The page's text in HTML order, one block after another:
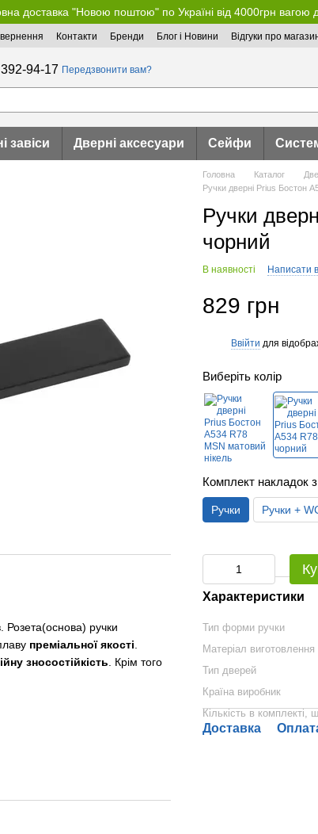
доставка "Новою поштою" по Україні від 4000грн вагою
Контакти Бренди Блог і Новини Відгуки про
94-17 Передзвонити вам?
завіси Дверні аксесуари Сейфи
Розета(основа) ручки
преміальної якості
зносостійкість
Крім того
Головна Каталог
Ручки дверні Prius Бостон
Ручки
чорний
В наявності Написати
829 грн
Ввійти для
Виберіть колір
Комплект накладок
Ручки Ручки +
Характеристики
Тип форми ручки
Матеріал виготовлення
Тип дверей
Країна виробник
Кількість в комплекті,
Доставка